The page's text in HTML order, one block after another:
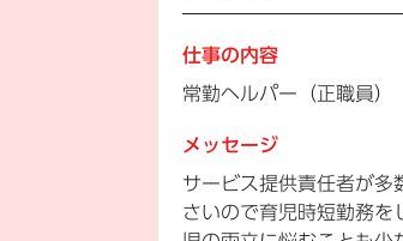
仕事の内容
常勤ヘルパー（正職員）
メッセージ
サービス提供責任者が多
さいので育児時短勤務を